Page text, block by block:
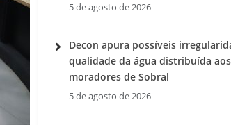
5 de agosto de 2026
Decon apura possíveis
qualidade da água distribuída aos
moradores de Sobral
5 de agosto de 2026